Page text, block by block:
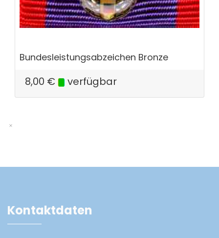
Bundesleistungsabzeichen Bronze
8,00 € verfügbar
Kontaktdaten